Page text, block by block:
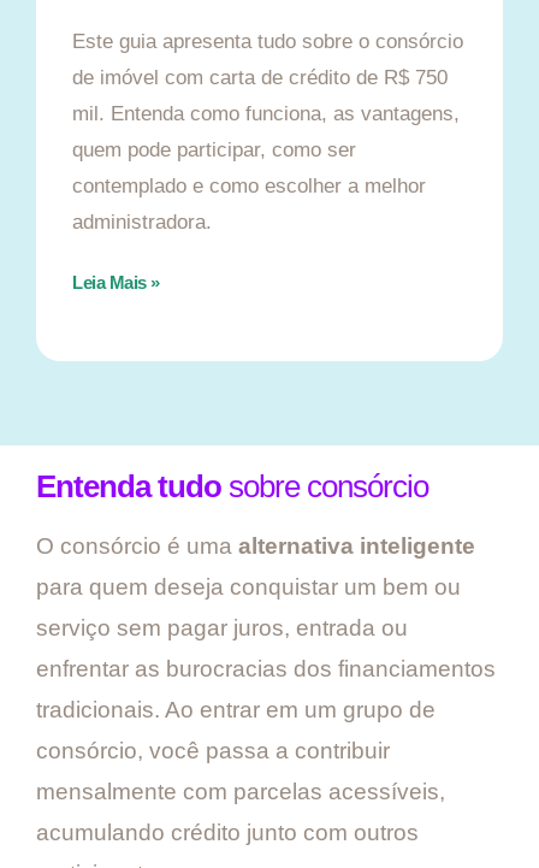
Este guia apresenta tudo sobre o consórcio
de imóvel com carta de crédito de R$ 750
mil. Entenda como funciona, as vantagens,
quem pode participar, como ser
contemplado e como escolher a melhor
administradora.
Leia Mais »
Entenda tudo sobre consórcio
O consórcio é uma alternativa inteligente
para quem deseja conquistar um bem ou
serviço sem pagar juros, entrada ou
enfrentar as burocracias dos financiamentos
tradicionais. Ao entrar em um grupo de
consórcio, você passa a contribuir
mensalmente com parcelas acessíveis,
acumulando crédito junto com outros